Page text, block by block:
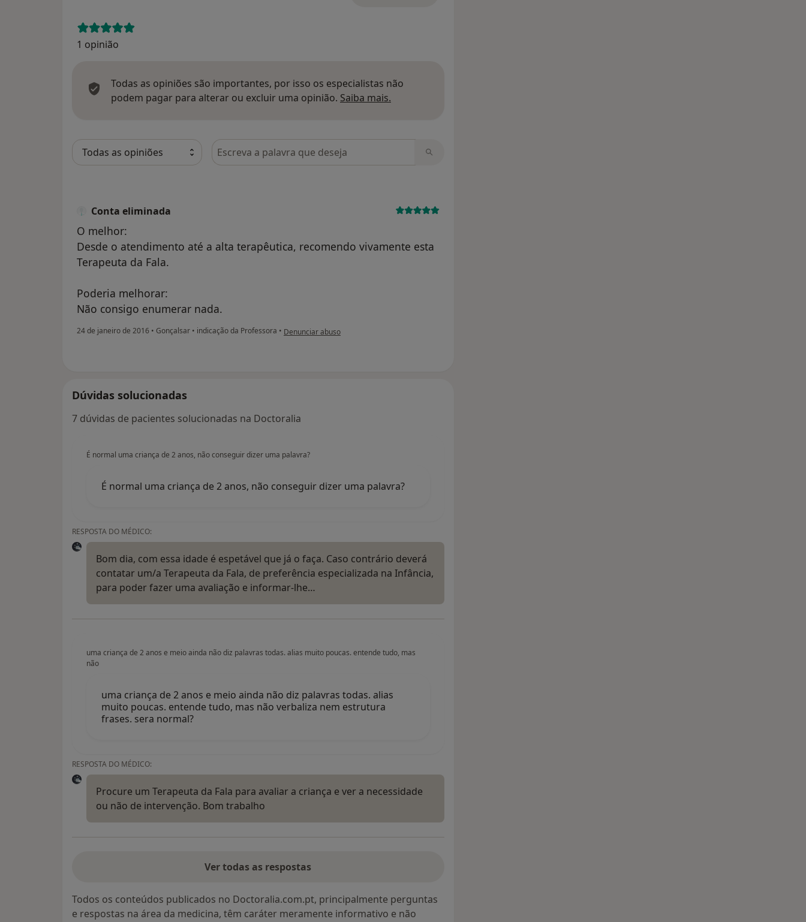
1 opinião
Todas as opiniões são importantes, por isso os especialistas não
podem pagar para alterar ou excluir uma opinião. Saiba mais.
Pesquisar em opiniões
Conta eliminada
O melhor:
Desde o atendimento até a alta terapêutica, recomendo vivamente esta
Terapeuta da Fala.
Poderia melhorar:
Não consigo enumerar nada.
24 de janeiro de 2016 • Gonçalsar • indicação da Professora • na opinião do utilizador Conta eliminada
Denunciar abuso
Dúvidas solucionadas
7 dúvidas de pacientes solucionadas na Doctoralia
É normal uma criança de 2 anos, não conseguir dizer uma palavra?
É normal uma criança de 2 anos, não conseguir dizer uma palavra?
RESPOSTA DO MÉDICO:
Bom dia, com essa idade é espetável que já o faça. Caso contrário deverá
contatar um/a Terapeuta da Fala, de preferência especializada na Infância,
para poder fazer uma avaliação e informar-lhe…
uma criança de 2 anos e meio ainda não diz palavras todas. alias muito poucas. entende tudo, mas
não
uma criança de 2 anos e meio ainda não diz palavras todas. alias
muito poucas. entende tudo, mas não verbaliza nem estrutura
frases. sera normal?
RESPOSTA DO MÉDICO:
Procure um Terapeuta da Fala para avaliar a criança e ver a necessidade
ou não de intervenção. Bom trabalho
Ver todas as respostas
Todos os conteúdos publicados no Doctoralia.com.pt, principalmente perguntas
e respostas na área da medicina, têm caráter meramente informativo e não